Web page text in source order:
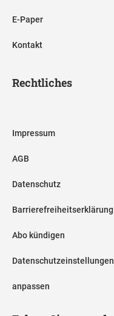
E-Paper
Kontakt
Rechtliches
Impressum
AGB
Datenschutz
Barrierefreiheitserklärung
Abo kündigen
Datenschutzeinstellungen
anpassen